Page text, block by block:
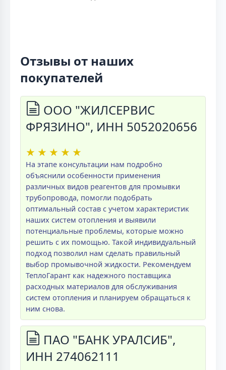
Отзывы от наших
покупателей
ООО "ЖИЛСЕРВИС
ФРЯЗИНО", ИНН 5052020656
★ ★ ★ ★ ★
На этапе консультации нам подробно
объяснили особенности применения
различных видов реагентов для промывки
трубопровода, помогли подобрать
оптимальный состав с учетом характеристик
наших систем отопления и выявили
потенциальные проблемы, которые можно
решить с их помощью. Такой индивидуальный
подход позволил нам сделать правильный
выбор промывочной жидкости. Рекомендуем
ТеплоГарант как надежного поставщика
расходных материалов для обслуживания
систем отопления и планируем обращаться к
ним снова.
ПАО "БАНК УРАЛСИБ",
ИНН 274062111